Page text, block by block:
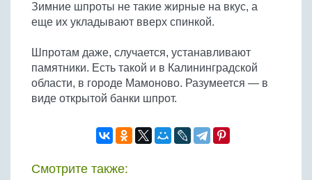
Зимние шпроты не такие жирные на вкус, а
еще их укладывают вверх спинкой.
Шпротам даже, случается, устанавливают
памятники. Есть такой и в Калининградской
области, в городе Мамоново. Разумеется — в
виде открытой банки шпрот.
Смотрите также: